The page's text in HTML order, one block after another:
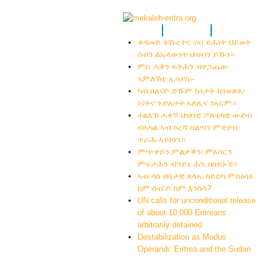
ቀዳመይ ትኹረትና ናብ ድሕነት ህይወት
ሰብን ልኡላውነት ህዝብን ይኹን።
ምስ ሓቅን ፍትሕን ዝተጋጨው
ኣምለኽቲ ኢሳያስ፡-
ካብ ዘለናዮ ድኹም ኩነታት ክንወጽእ፡
ነናትና ጉድለታት ኣለሊና ንኣርም።
ተልእኾ ሓቀኛ ህዝባዊ ፖለቲካዊ ውድብ
ብኣካል ኣብ ኮረሻ ስልጣን ምድያብ
ጥራሕ ኣይኮነን።
ምጭዋይን ምልቃቕን፡ ምእሳርን
ምፍታሕን ብዓይኒ ሕጊ በበይኑ’ዩ።
ኣብ ዳስ ዘቤታዊ ጸላኢ ከይድካ ምስዕሳዕ
ከም ሰብ’ዶ ከም እንስሳ?
UN calls for unconditional release
of about 10,000 Eritreans
arbitrarily detained
Destabilization as Modus
Operandi: Eritrea and the Sudan